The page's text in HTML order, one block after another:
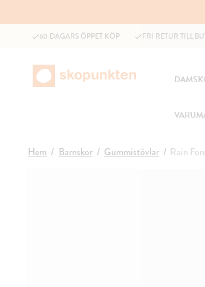
60 DAGARS ÖPPET KÖP FRI RETUR TILL
Hem Barnskor Gummistövlar Rain